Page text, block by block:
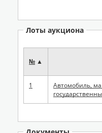
Лоты аукциона
№ ▲
1
Автомобиль,